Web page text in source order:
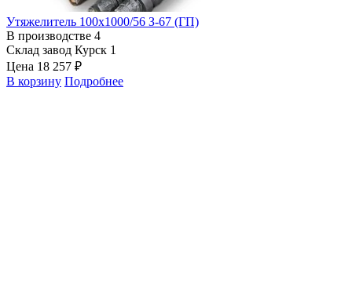
Утяжелитель 100х1000/56 З-67 (ГП)
В производстве 4
Склад завод Курск 1
Цена 18 257 ₽
В корзину Подробнее